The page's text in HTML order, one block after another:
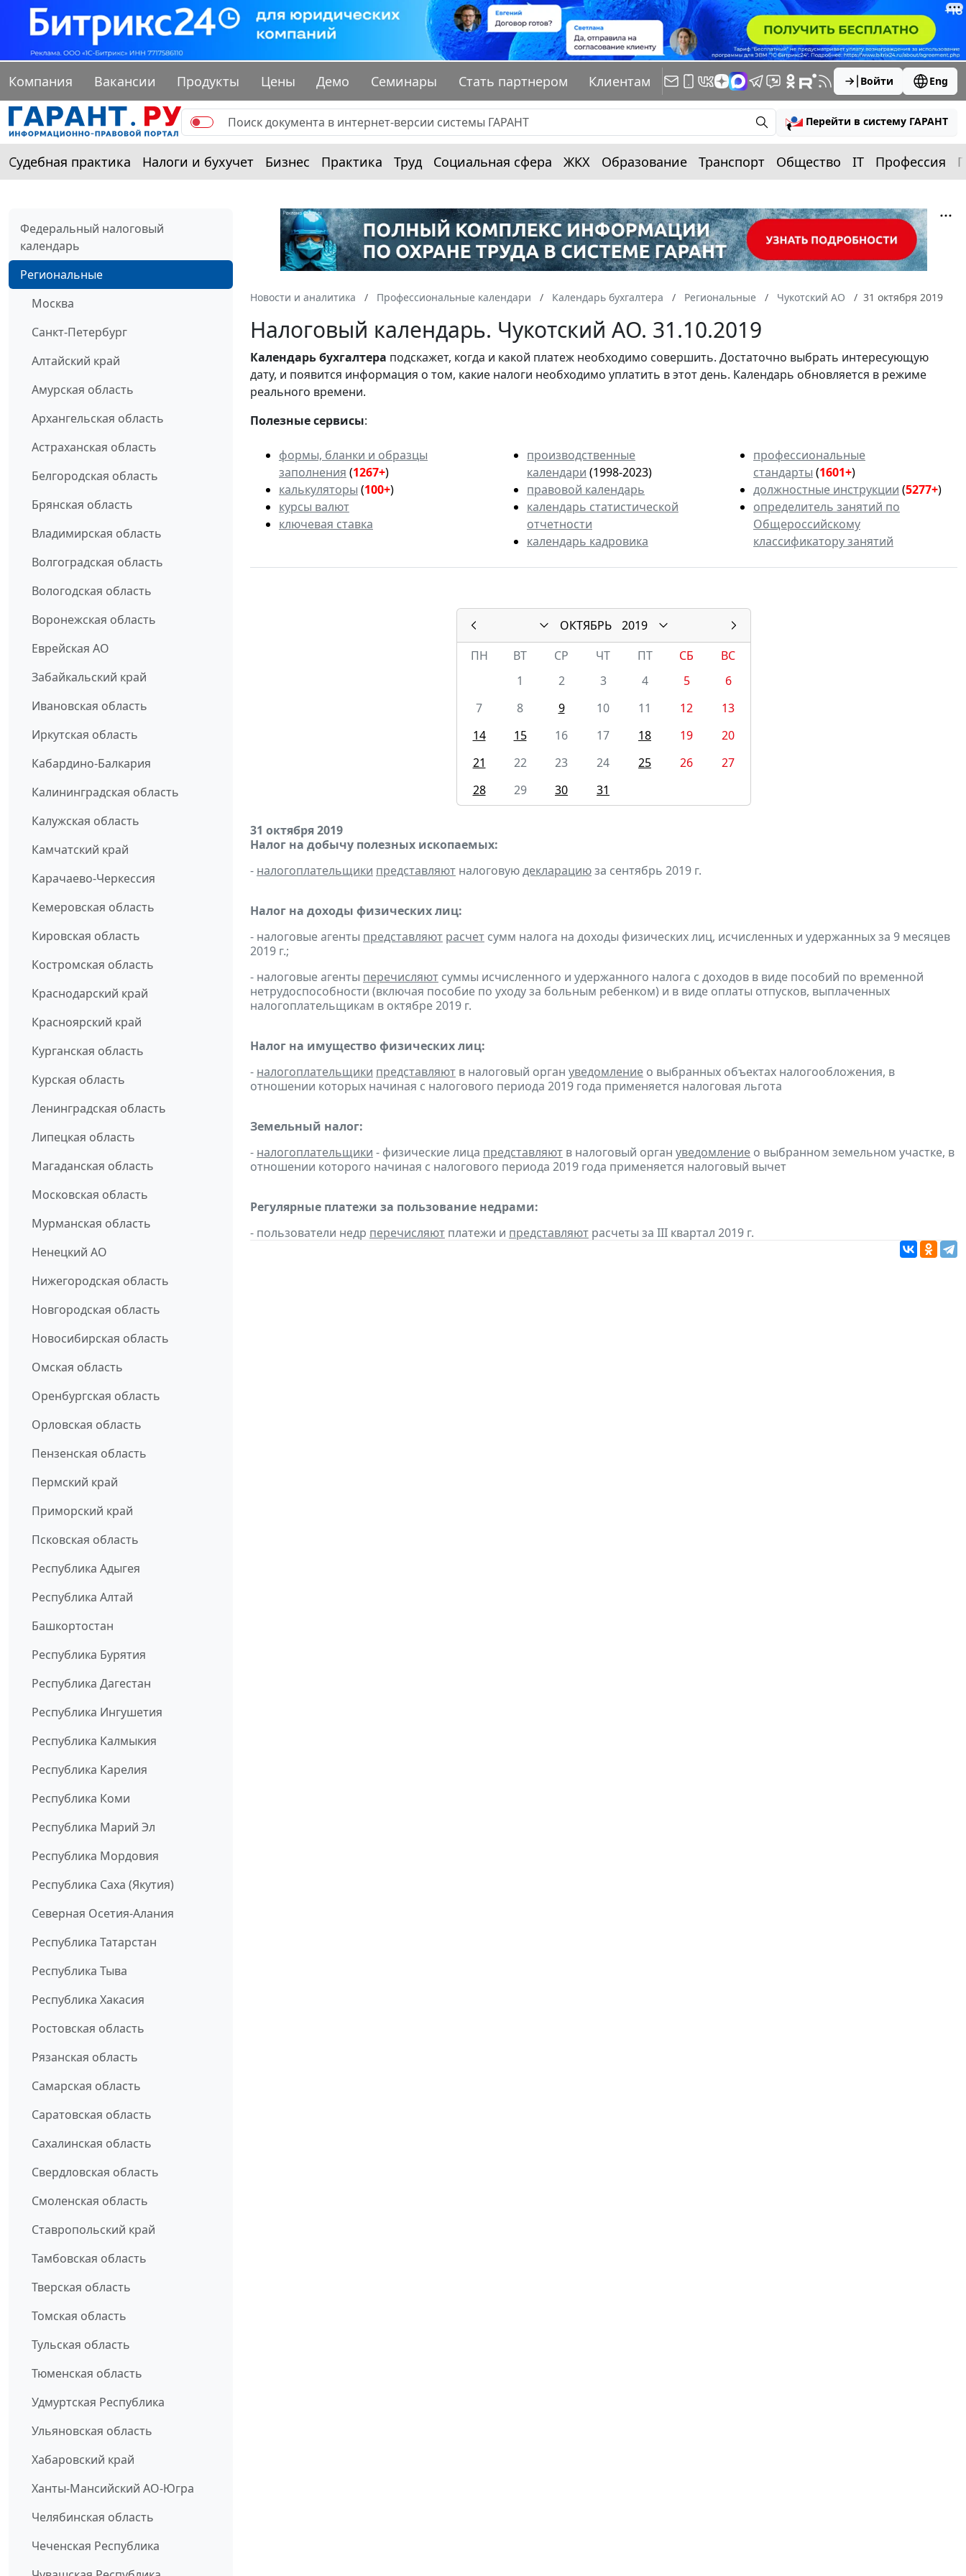
Компания Вакансии Продукты Цены Демо Семинары Стать партнером Клиентам Войти Eng
Перейти в систему ГАРАНТ
Судебная практика Налоги и бухучет Бизнес Практика Труд Социальная сфера ЖКХ Образование Транспорт Общество IT Профессия
Федеральный налоговый
календарь
Региональные
Москва
Санкт-Петербург
Алтайский край
Амурская область
Архангельская область
Астраханская область
Белгородская область
Брянская область
Владимирская область
Волгоградская область
Вологодская область
Воронежская область
Еврейская АО
Забайкальский край
Ивановская область
Иркутская область
Кабардино-Балкария
Калининградская область
Калужская область
Камчатский край
Карачаево-Черкессия
Кемеровская область
Кировская область
Костромская область
Краснодарский край
Красноярский край
Курганская область
Курская область
Ленинградская область
Липецкая область
Магаданская область
Московская область
Мурманская область
Ненецкий АО
Нижегородская область
Новгородская область
Новосибирская область
Омская область
Оренбургская область
Орловская область
Пензенская область
Пермский край
Приморский край
Псковская область
Республика Адыгея
Республика Алтай
Башкортостан
Республика Бурятия
Республика Дагестан
Республика Ингушетия
Республика Калмыкия
Республика Карелия
Республика Коми
Республика Марий Эл
Республика Мордовия
Республика Саха (Якутия)
Северная Осетия-Алания
Республика Татарстан
Республика Тыва
Республика Хакасия
Ростовская область
Рязанская область
Самарская область
Саратовская область
Сахалинская область
Свердловская область
Смоленская область
Ставропольский край
Тамбовская область
Тверская область
Томская область
Тульская область
Тюменская область
Удмуртская Республика
Ульяновская область
Хабаровский край
Ханты-Мансийский АО-Югра
Челябинская область
Чеченская Республика
Новости и аналитика Профессиональные календари Календарь бухгалтера Региональные Чукотский АО 31 октября 2019
Налоговый календарь. Чукотский АО. 31.10.2019
Календарьбухгалтера подскажет, когда и какой платеж необходимо совершить. Достаточно выбрать интересующую
дату, и появится информация о том, какие налоги необходимо уплатить в этот день. Календарь обновляется в режиме
реального времени.
Полезные сервисы:
формы, бланки и образцы
заполнения (1267+)
калькуляторы (100+)
курсы валют
ключевая ставка
производственные
календари (1998-2023)
правовой календарь
календарь статистической
отчетности
календарь кадровика
профессиональные
стандарты (1601+)
должностные инструкции (5277+)
определитель занятий по
Общероссийскому
классификатору занятий
ОКТЯБРЬ
2019
ПН
ВТ СР ЧТ ПТ СБ
ВС
1
2 3 4 5
6
7
8 9 10 11 12
13
14
15 16 17 18 19
20
21
22 23 24 25 26
27
28
29 30 31
31 октября 2019
Налог на добычу полезных ископаемых:
- налогоплательщики представляют налоговуюдекларациюза сентябрь 2019 г.
Налог на доходы физических лиц:
- налоговые агенты представляют расчет сумм налога на доходы физических лиц, исчисленных и удержанных за 9 месяцев
2019 г.;
- налоговые агенты перечисляют суммы исчисленного и удержанного налога с доходов в виде пособий по временной
нетрудоспособности (включая пособие по уходу за больным ребенком) и в виде оплаты отпусков, выплаченных
налогоплательщикам в октябре 2019 г.
Налог на имущество физических лиц:
- налогоплательщики представляют в налоговый орган уведомление о выбранных объектах налогообложения, в
отношении которых начиная с налогового периода 2019 года применяется налоговая льгота
Земельный налог:
- налогоплательщики - физические лица представляют в налоговый орган уведомление о выбранном земельном участке, в
отношении которого начиная с налогового периода 2019 года применяется налоговый вычет
Регулярные платежи за пользование недрами:
- пользователи недр перечисляют платежи и представляют расчеты за III квартал 2019 г.